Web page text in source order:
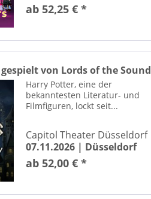
ab 52,25 € *
von Lords of the Sound
Harry Potter, eine der
bekanntesten Literatur- und
Filmfiguren, lockt seit...
Capitol Theater Düsseldorf
07.11.2026 | Düsseldorf
ab 52,00 € *